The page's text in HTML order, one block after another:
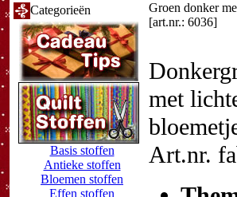
Categorieën
Basis stoffen
Antieke stoffen
Bloemen stoffen
Effen stoffen
Groen donker
[art.nr.: 6036]
met
Art.nr.